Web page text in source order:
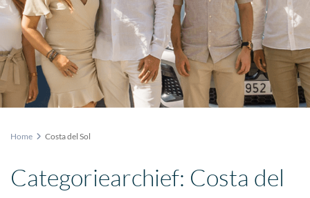
Home Costa del Sol
Categoriearchief: Costa del